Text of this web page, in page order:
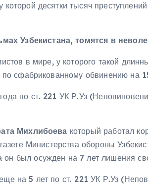
десятки тысяч
Узбекистана, томятся в
в мире, у которого такой
сфабрикованному обвинению на
по ст. 221 УК Р.Уз
Михлибоева который работал
Министерства обороны
был осужден на 7 лет лишения
на 5 лет по ст. 221 УК Р.Уз